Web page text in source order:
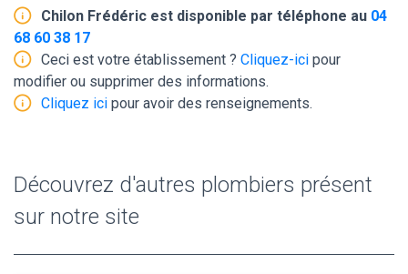
Chilon Frédéric est disponible par téléphone au 04
68 60 38 17
Ceci est votre établissement ? Cliquez-ici pour
modifier ou supprimer des informations.
Cliquez ici pour avoir des renseignements.
Découvrez d'autres plombiers présent
sur notre site